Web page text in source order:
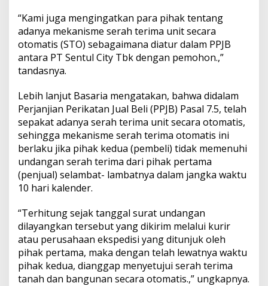
“Kami juga mengingatkan para pihak tentang
adanya mekanisme serah terima unit secara
otomatis (STO) sebagaimana diatur dalam PPJB
antara PT Sentul City Tbk dengan pemohon.,”
tandasnya.
Lebih lanjut Basaria mengatakan, bahwa didalam
Perjanjian Perikatan Jual Beli (PPJB) Pasal 7.5, telah
sepakat adanya serah terima unit secara otomatis,
sehingga mekanisme serah terima otomatis ini
berlaku jika pihak kedua (pembeli) tidak memenuhi
undangan serah terima dari pihak pertama
(penjual) selambat- lambatnya dalam jangka waktu
10 hari kalender.
“Terhitung sejak tanggal surat undangan
dilayangkan tersebut yang dikirim melalui kurir
atau perusahaan ekspedisi yang ditunjuk oleh
pihak pertama, maka dengan telah lewatnya waktu
pihak kedua, dianggap menyetujui serah terima
tanah dan bangunan secara otomatis.,” ungkapnya.